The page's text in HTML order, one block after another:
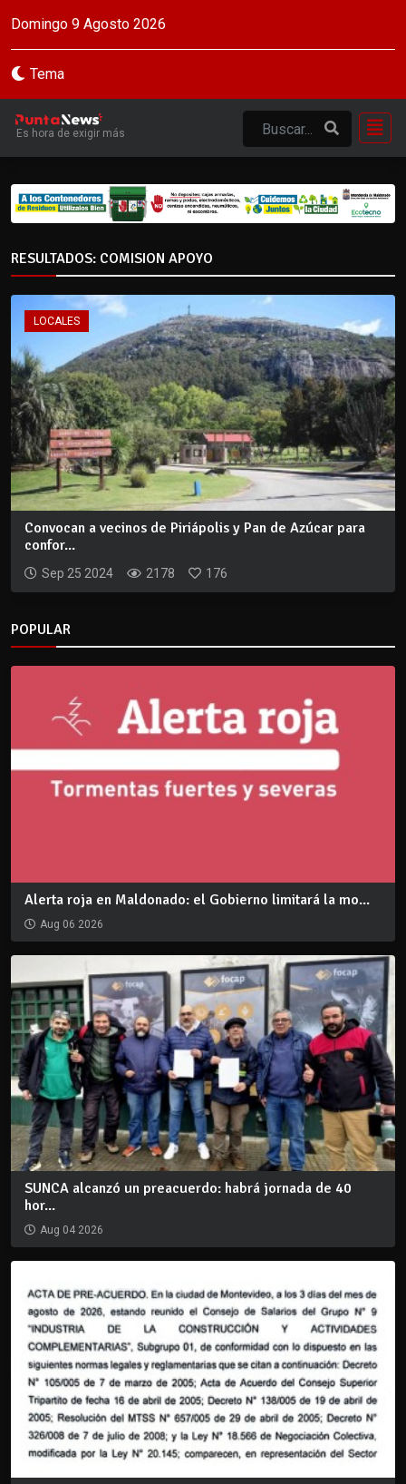
Domingo 9 Agosto 2026
Tema
Es hora de exigir más
RESULTADOS: COMISION APOYO
LOCALES
Convocan a vecinos de Piriápolis y Pan de Azúcar para
confor...
Sep 25 2024 2178 176
POPULAR
Alerta roja en Maldonado: el Gobierno limitará la mo...
Aug 06 2026
SUNCA alcanzó un preacuerdo: habrá jornada de 40
hor...
Aug 04 2026